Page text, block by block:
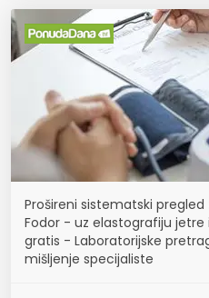
Prošireni sistematski
Fodor - uz elastografiju jetre
gratis - Laboratorijske
mišljenje specijaliste